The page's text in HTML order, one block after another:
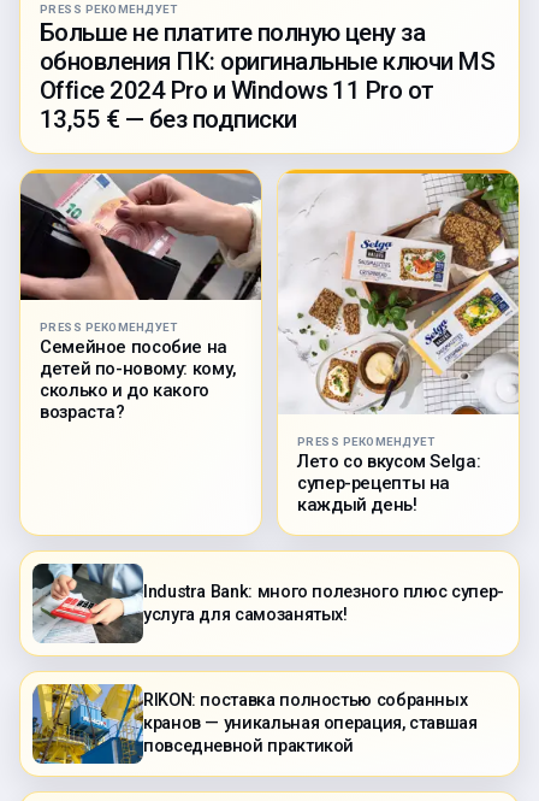
PRESS РЕКОМЕНДУЕТ
Больше не платите полную цену за
обновления ПК: оригинальные ключи MS
Office 2024 Pro и Windows 11 Pro от
13,55 € — без подписки
PRESS РЕКОМЕНДУЕТ
Семейное пособие на
детей по-новому: кому,
сколько и до какого
возраста?
PRESS РЕКОМЕНДУЕТ
Лето со вкусом Selga:
супер-рецепты на
каждый день!
Industra Bank: много полезного плюс супер-
услуга для самозанятых!
RIKON: поставка полностью собранных
кранов — уникальная операция, ставшая
повседневной практикой